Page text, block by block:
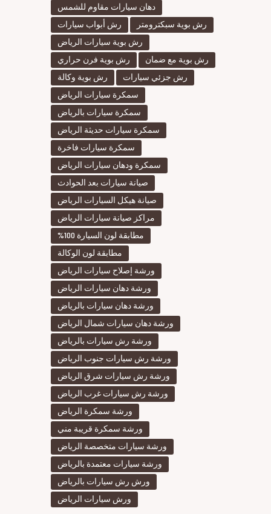
دهان سيارات مقاوم للشمس
رش أبواب سيارات
رش بوية سبكترومتر
رش بوية سيارات الرياض
رش بوية فرن حراري
رش بوية مع ضمان
رش بوية وكالة
رش جزئي سيارات
سمكرة سيارات الرياض
سمكرة سيارات بالرياض
سمكرة سيارات حديثة الرياض
سمكرة سيارات فاخرة
سمكرة ودهان سيارات الرياض
صيانة سيارات بعد الحوادث
صيانة هيكل السيارات الرياض
مراكز صيانة سيارات الرياض
مطابقة لون السيارة 100%
مطابقة لون الوكالة
ورشة إصلاح سيارات الرياض
ورشة دهان سيارات الرياض
ورشة دهان سيارات بالرياض
ورشة دهان سيارات شمال الرياض
ورشة رش سيارات بالرياض
ورشة رش سيارات جنوب الرياض
ورشة رش سيارات شرق الرياض
ورشة رش سيارات غرب الرياض
ورشة سمكرة الرياض
ورشة سمكرة قريبة مني
ورشة سيارات متخصصة الرياض
ورشة سيارات معتمدة بالرياض
ورش رش سيارات بالرياض
ورش سيارات الرياض